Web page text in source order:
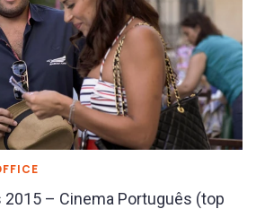
– Cinema Português (top